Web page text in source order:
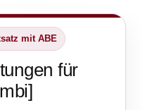
mit ABE
für